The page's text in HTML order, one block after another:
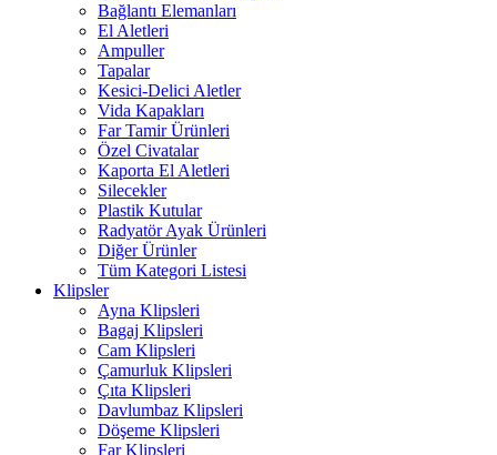
Bağlantı Elemanları
El Aletleri
Ampuller
Tapalar
Kesici-Delici Aletler
Vida Kapakları
Far Tamir Ürünleri
Özel Civatalar
Kaporta El Aletleri
Silecekler
Plastik Kutular
Radyatör Ayak Ürünleri
Diğer Ürünler
Tüm Kategori Listesi
Klipsler
Ayna Klipsleri
Bagaj Klipsleri
Cam Klipsleri
Çamurluk Klipsleri
Çıta Klipsleri
Davlumbaz Klipsleri
Döşeme Klipsleri
Far Klipsleri